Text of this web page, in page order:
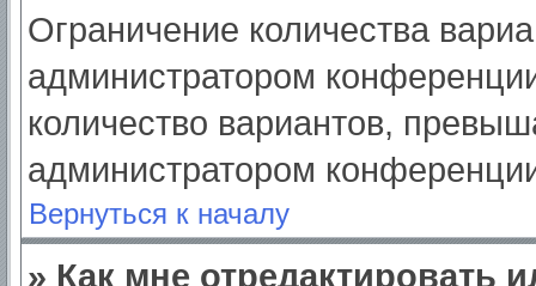
Ограничение количества
администратором
количество вариантов,
администратором
Вернуться к началу
» Как мне отредактировать